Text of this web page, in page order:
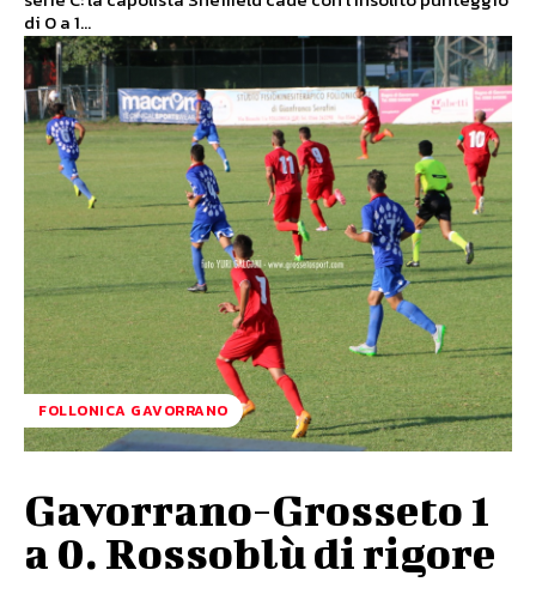
di 0 a 1...
FOLLONICA GAVORRANO
Gavorrano-Grosseto 1
a 0. Rossoblù di rigore